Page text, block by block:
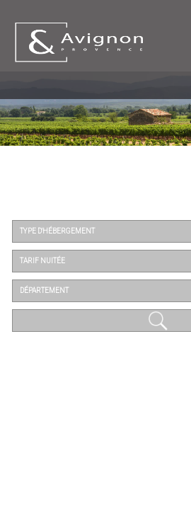
TYPE D'HÉBERGEMENT
TARIF NUITÉE
DÉPARTEMENT